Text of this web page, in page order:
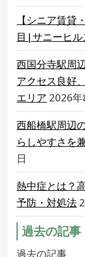
【シニア賃貸
目|サニーヒル
西国分寺駅周
アクセス良好
エリア 2026年
西船橋駅周辺
らしやすさを
日
熱中症とは？
予防・対処法
過去の記事
過去の記事